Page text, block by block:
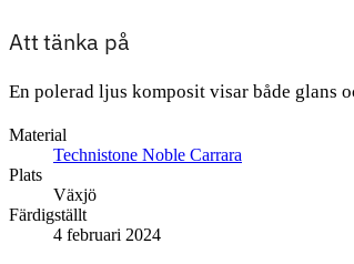
Att tänka på
En polerad ljus komposit visar både glans
Material
Technistone Noble Carrara
Plats
Växjö
Färdigställt
4 februari 2024